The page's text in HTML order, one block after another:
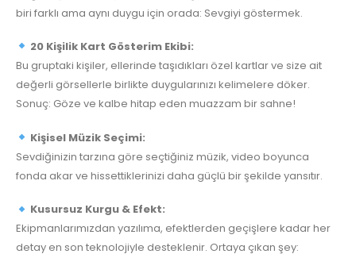
biri farklı ama aynı duygu için orada: Sevgiyi göstermek.
20 Kişilik Kart Gösterim Ekibi:
Bu gruptaki kişiler, ellerinde taşıdıkları özel kartlar ve size ait
değerli görsellerle birlikte duygularınızı kelimelere döker.
Sonuç: Göze ve kalbe hitap eden muazzam bir sahne!
Kişisel Müzik Seçimi:
Sevdiğinizin tarzına göre seçtiğiniz müzik, video boyunca
fonda akar ve hissettiklerinizi daha güçlü bir şekilde yansıtır.
Kusursuz Kurgu & Efekt:
Ekipmanlarımızdan yazılıma, efektlerden geçişlere kadar her
detay en son teknolojiyle desteklenir. Ortaya çıkan şey: